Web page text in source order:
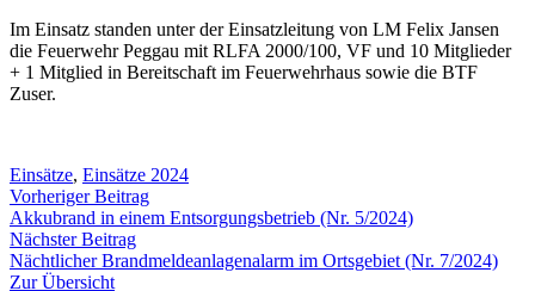
Im Einsatz standen unter der Einsatzleitung von LM Felix Jansen
die Feuerwehr Peggau mit RLFA 2000/100, VF und 10 Mitglieder
+ 1 Mitglied in Bereitschaft im Feuerwehrhaus sowie die BTF
Zuser.
Einsätze, Einsätze 2024
Beitragsnavigation
Vorheriger BeitragVorheriger
Beitrag:
Akkubrand in einem Entsorgungsbetrieb (Nr. 5/2024)
Nächster BeitragNächster
Beitrag:
Nächtlicher Brandmeldeanlagenalarm im Ortsgebiet (Nr. 7/2024)
Zur Übersicht